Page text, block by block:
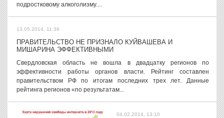
подростковому алкоголизму....
13.05.2014, 11:39
ПРАВИТЕЛЬСТВО НЕ ПРИЗНАЛО КУЙВАШЕВА И
МИШАРИНА ЭФФЕКТИВНЫМИ
Свердловская область не вошла в двадцатку регионов по
эффективности работы органов власти. Рейтинг составлен
правительством РФ по итогам последних трех лет. Данные
рейтинга регионов «по результатам...
04.02.2014, 13:10